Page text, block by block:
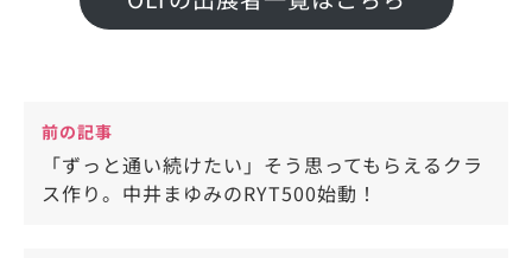
前の記事
「ずっと通い続けたい」そう思ってもらえるクラ
ス作り。中井まゆみのRYT500始動！